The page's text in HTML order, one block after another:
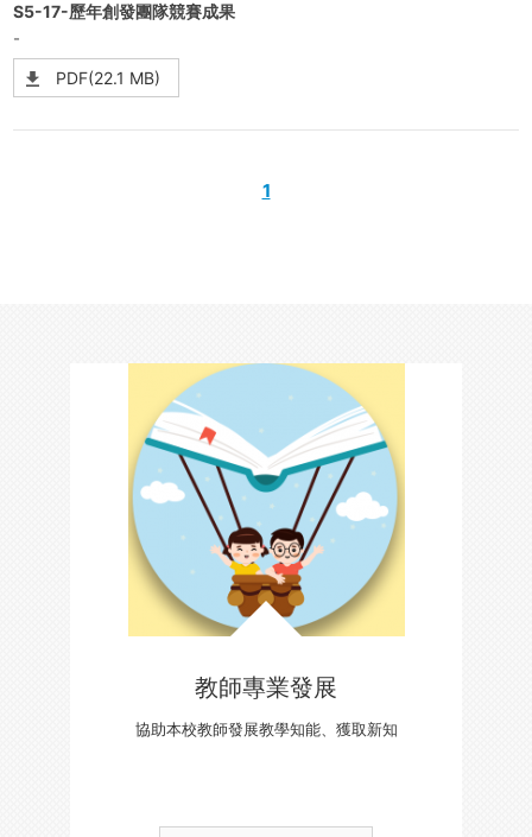
S5-17-歷年創發團隊競賽成果
-
PDF(22.1 MB)
1
教師專業發展
協助本校教師發展教學知能、獲取新知